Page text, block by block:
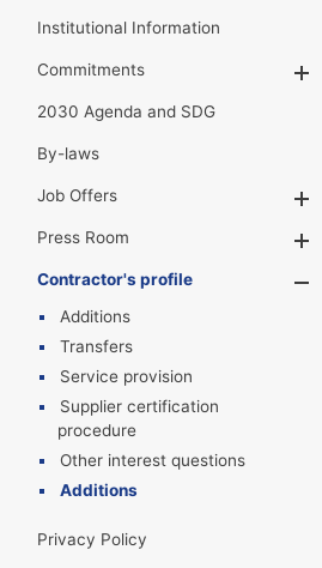
Institutional Information
Commitments
2030 Agenda and SDG
By-laws
Job Offers
Press Room
Contractor's profile
Additions
Transfers
Service provision
Supplier certification
procedure
Other interest questions
Additions
Privacy Policy